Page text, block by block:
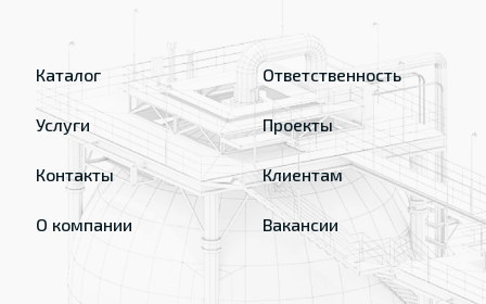
Каталог
Услуги
Контакты
О компании
Ответственность
Проекты
Клиентам
Вакансии